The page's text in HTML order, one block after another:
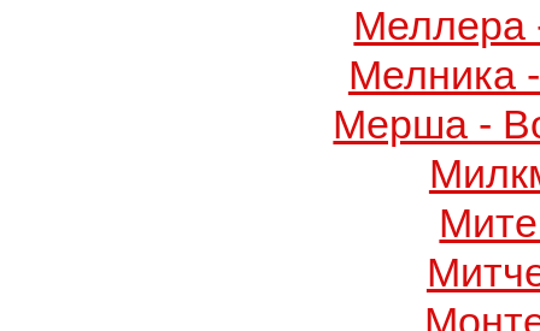
Меллера
Мелника
Мерша -